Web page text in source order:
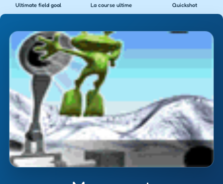
Ultimate field goal La course ultime Quickshot